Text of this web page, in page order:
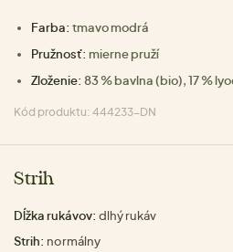
Farba: tmavo modrá
Pružnosť: mierne pruží
Zloženie: 83 % bavlna (bio), 17 %
Kód produktu: 444233-DN
Strih
Dĺžka rukávov: dlhý rukáv
Strih: normálny